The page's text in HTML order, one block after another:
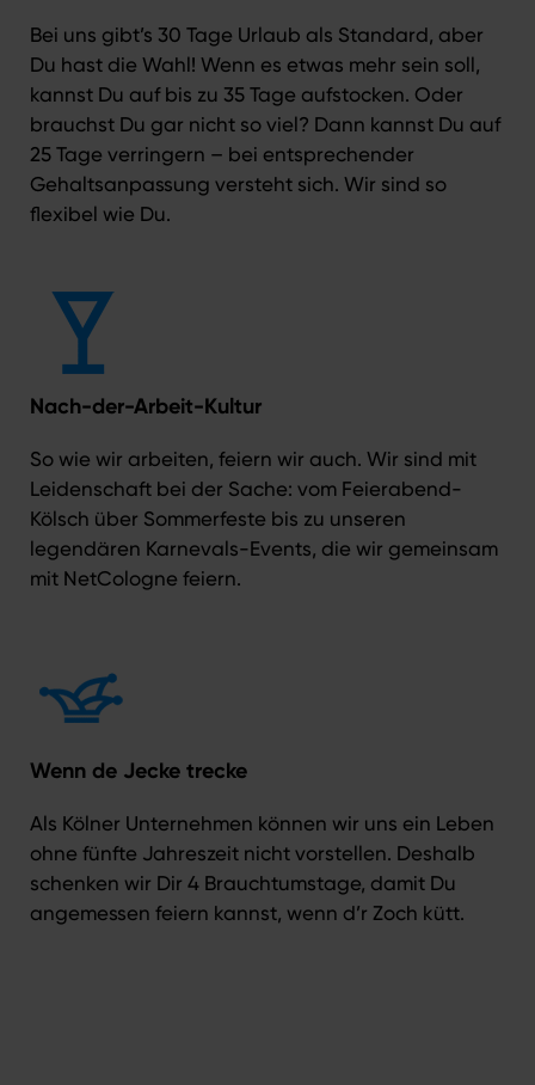
Bei uns gibt’s 30 Tage Urlaub als Standard, aber
Du hast die Wahl! Wenn es etwas mehr sein soll,
kannst Du auf bis zu 35 Tage aufstocken. Oder
brauchst Du gar nicht so viel? Dann kannst Du auf
25 Tage verringern – bei entsprechender
Gehaltsanpassung versteht sich. Wir sind so
flexibel wie Du.
Nach-der-Arbeit-Kultur
So wie wir arbeiten, feiern wir auch. Wir sind mit
Leidenschaft bei der Sache: vom Feierabend-
Kölsch über Sommerfeste bis zu unseren
legendären Karnevals-Events, die wir gemeinsam
mit NetCologne feiern.
Wenn de Jecke trecke
Als Kölner Unternehmen können wir uns ein Leben
ohne fünfte Jahreszeit nicht vorstellen. Deshalb
schenken wir Dir 4 Brauchtumstage, damit Du
angemessen feiern kannst, wenn d’r Zoch kütt.